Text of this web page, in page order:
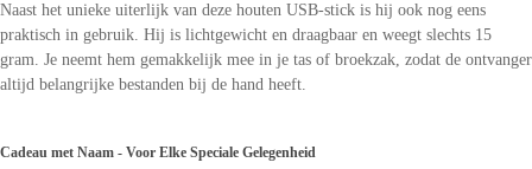
Naast het unieke uiterlijk van deze houten USB-stick is hij ook nog eens
praktisch in gebruik. Hij is lichtgewicht en draagbaar en weegt slechts 15
gram. Je neemt hem gemakkelijk mee in je tas of broekzak, zodat de ontvanger
altijd belangrijke bestanden bij de hand heeft.
Cadeau met Naam - Voor Elke Speciale Gelegenheid